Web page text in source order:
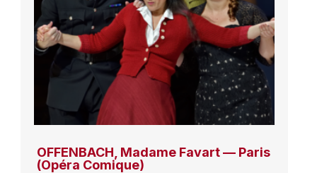
OFFENBACH, Madame Favart — Paris
(Opéra Comique)